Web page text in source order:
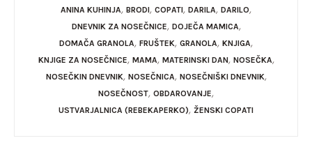
ANINA KUHINJA, BRODI, COPATI, DARILA, DARILO,
DNEVNIK ZA NOSEČNICE, DOJEČA MAMICA,
DOMAČA GRANOLA, FRUŠTEK, GRANOLA, KNJIGA,
KNJIGE ZA NOSEČNICE, MAMA, MATERINSKI DAN, NOSEČKA,
NOSEČKIN DNEVNIK, NOSEČNICA, NOSEČNIŠKI DNEVNIK,
NOSEČNOST, OBDAROVANJE,
USTVARJALNICA (REBEKAPERKO), ŽENSKI COPATI